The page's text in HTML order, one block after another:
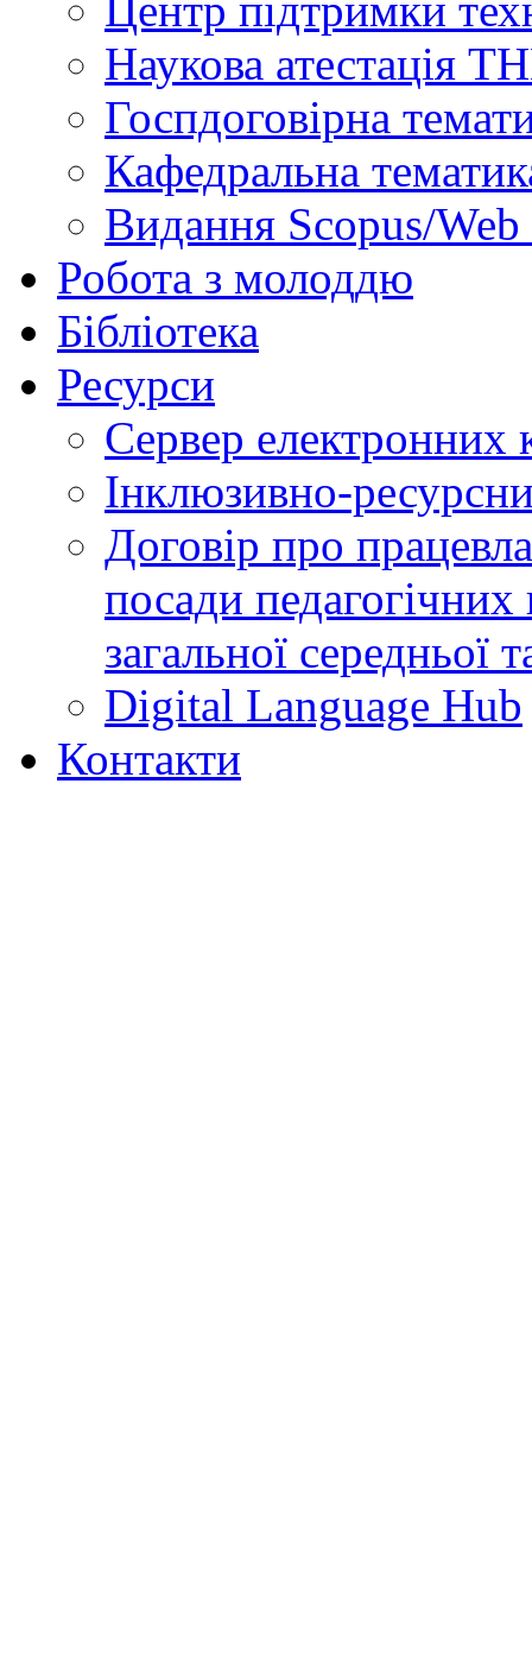
Наукова атестація
Госпдоговірна
Кафедральна
Видання Scopus/
Робота з молоддю
Бібліотека
Ресурси
Сервер
Інклюзивно-
Договір про
посади педагогічних
загальної середньої
Digital Language Hub
Контакти